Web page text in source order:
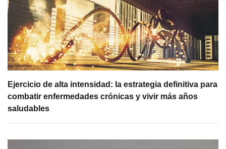
Ejercicio de alta intensidad: la estrategia definitiva para
combatir enfermedades crónicas y vivir más años
saludables